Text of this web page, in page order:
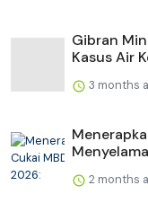
Gibran
Kasus Air
3 months
2 months